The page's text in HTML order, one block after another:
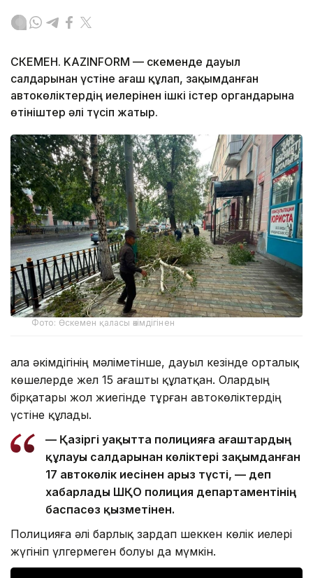
ӨСКЕМЕН. KAZINFORM — Өскеменде дауыл
салдарынан үстіне ағаш құлап, зақымданған
автокөліктердің иелерінен ішкі істер органдарына
өтініштер әлі түсіп жатыр.
Фото: Өскемен қаласы әкімдігінен
Қала әкімдігінің мәліметінше, дауыл кезінде орталық
көшелерде жел 15 ағашты құлатқан. Олардың
бірқатары жол жиегінде тұрған автокөліктердің
үстіне құлады.
— Қазіргі уақытта полицияға ағаштардың
құлауы салдарынан көліктері зақымданған
17 автокөлік иесінен арыз түсті, — деп
хабарлады ШҚО полиция департаментінің
баспасөз қызметінен.
Полицияға әлі барлық зардап шеккен көлік иелері
жүгініп үлгермеген болуы да мүмкін.